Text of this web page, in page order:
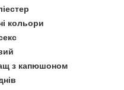
кольори
з капюшоном